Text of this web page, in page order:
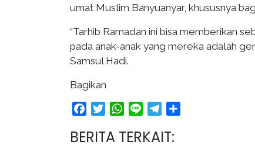
umat Muslim Banyuanyar, khususnya
“Tarhib Ramadan ini bisa memberikan
pada anak-anak yang mereka adalah
Samsul Hadi.
Bagikan
FacebookTwitterWhatsApp
Line Telegram
BERITA TERKAIT: